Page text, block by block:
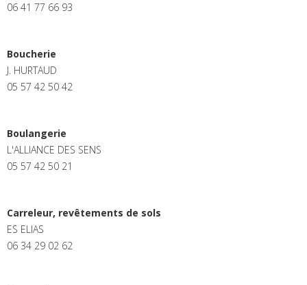
06 41 77 66 93
Boucherie
J. HURTAUD
05 57 42 50 42
Boulangerie
L'ALLIANCE DES SENS
05 57 42 50 21
Carreleur, revêtements de sols
ES ELIAS
06 34 29 02 62